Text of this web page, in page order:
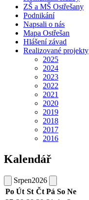
ZŠ a MŠ Ostřešany
Podnikání
Napsali o nás
Mapa Ostřešan
Hlášení závad
Realizované projekty
2025
2024
2023
2022
2021
2020
2019
2018
2017
2016
Kalendář
Srpen2026
Po Út St Čt Pá So Ne